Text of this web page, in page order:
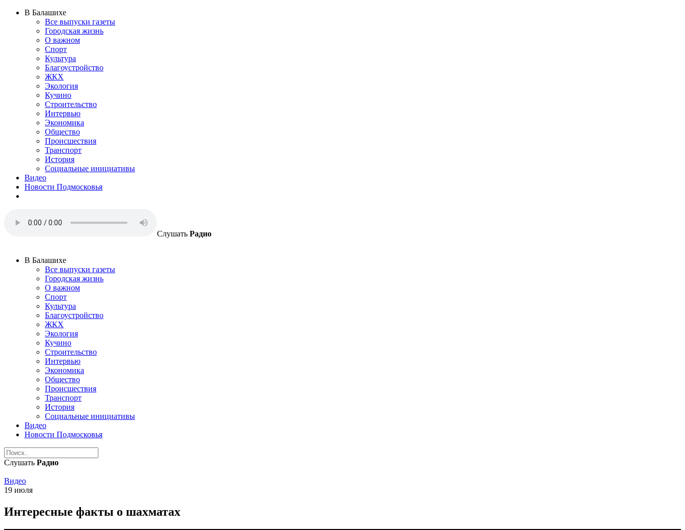
В Балашихе
Все выпуски газеты
Городская жизнь
О важном
Спорт
Культура
Благоустройство
ЖКХ
Экология
Кучино
Строительство
Интервью
Экономика
Общество
Происшествия
Транспорт
История
Социальные инициативы
Видео
Новости Подмосковья
Слушать Радио
В Балашихе
Все выпуски газеты
Городская жизнь
О важном
Спорт
Культура
Благоустройство
ЖКХ
Экология
Кучино
Строительство
Интервью
Экономика
Общество
Происшествия
Транспорт
История
Социальные инициативы
Видео
Новости Подмосковья
Слушать Радио
Видео
19 июля
Интересные факты о шахматах